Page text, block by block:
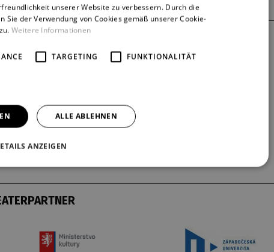
unserer Website zu verbessern. Durch die
der Verwendung von Cookies gemäß unserer Cookie-
Weitere Informationen
TARGETING FUNKTIONALITÄT
ALLE ABLEHNEN
ANZEIGEN